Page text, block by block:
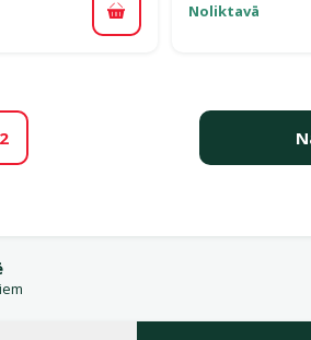
Pievienot grozam
Noliktavā
2